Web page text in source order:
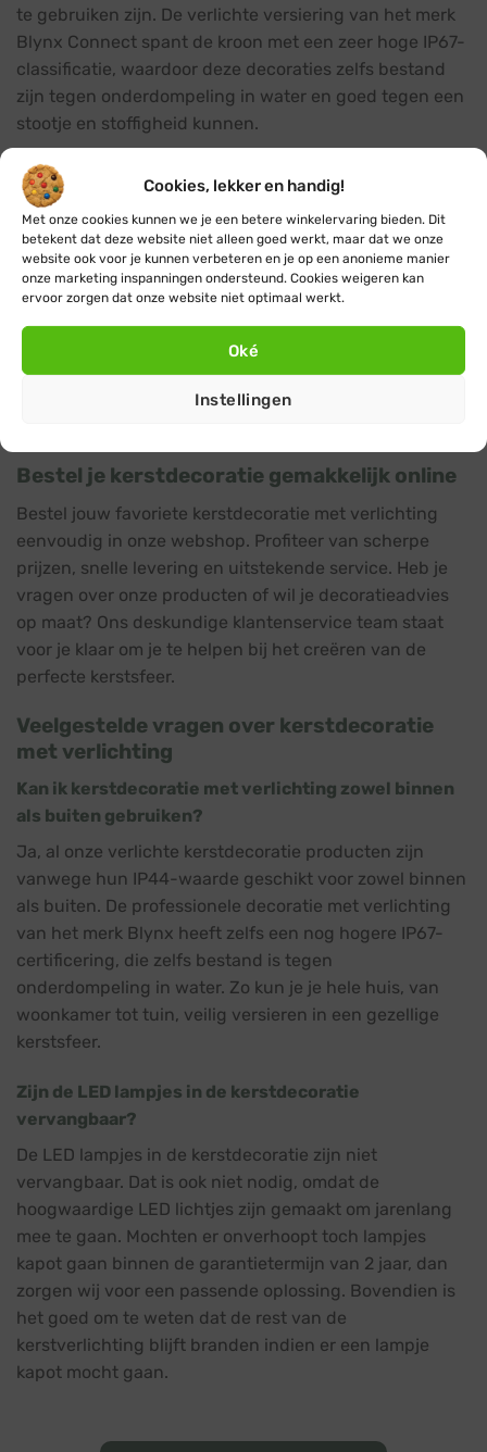
Cookies, lekker en handig!
Met onze cookies kunnen we je een betere winkelervaring bieden. Dit
betekent dat deze website niet alleen goed werkt, maar dat we onze
website ook voor je kunnen verbeteren en je op een anonieme manier
onze marketing inspanningen ondersteund. Cookies weigeren kan
ervoor zorgen dat onze website niet optimaal werkt.
Oké
Instellingen
te gebruiken zijn. De verlichte versiering van het merk
Blynx Connect spant de kroon met een zeer hoge IP67-
classificatie, waardoor deze decoraties zelfs bestand
zijn tegen onderdompeling in water en goed tegen een
stootje en stoffigheid kunnen.
Koppelbare kerstdecoratie met verlichting
Dankzij het koppelbare systeem kun je al onze verlichte
decoraties van het merk Blynx Connect eenvoudig met
elkaar combineren. Door te combineren realiseer je een
unieke en persoonlijke uitstraling. Met optionele
op afstand en stel je met een timer in wanneer deze
aan- en uitgaat. Zo geniet je van je sfeervol verlichte
huis of bedrijf zonder je zorgen te maken over onnodig
Bestel je kerstdecoratie gemakkelijk online
Bestel jouw favoriete kerstdecoratie met verlichting
eenvoudig in onze webshop. Profiteer van scherpe
prijzen, snelle levering en uitstekende service. Heb je
vragen over onze producten of wil je decoratieadvies
op maat? Ons deskundige klantenservice team staat
voor je klaar om je te helpen bij het creëren van de
perfecte kerstsfeer.
Veelgestelde vragen over kerstdecoratie
met verlichting
Kan ik kerstdecoratie met verlichting zowel binnen
als buiten gebruiken?
Ja, al onze verlichte kerstdecoratie producten zijn
vanwege hun IP44-waarde geschikt voor zowel binnen
als buiten. De professionele decoratie met verlichting
van het merk Blynx heeft zelfs een nog hogere IP67-
certificering, die zelfs bestand is tegen
onderdompeling in water. Zo kun je je hele huis, van
woonkamer tot tuin, veilig versieren in een gezellige
kerstsfeer.
Zijn de LED lampjes in de kerstdecoratie
vervangbaar?
De LED lampjes in de kerstdecoratie zijn niet
vervangbaar. Dat is ook niet nodig, omdat de
hoogwaardige LED lichtjes zijn gemaakt om jarenlang
mee te gaan. Mochten er onverhoopt toch lampjes
kapot gaan binnen de garantietermijn van 2 jaar, dan
zorgen wij voor een passende oplossing. Bovendien is
het goed om te weten dat de rest van de
kerstverlichting blijft branden indien er een lampje
kapot mocht gaan.